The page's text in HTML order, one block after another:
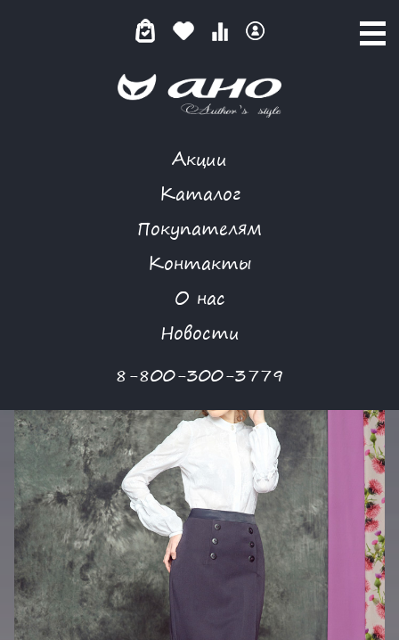
Акции
Каталог
Покупателям
Контакты
О нас
Новости
8-800-300-3779
ЧЕРНИЧНАЯ КЛАССИКА